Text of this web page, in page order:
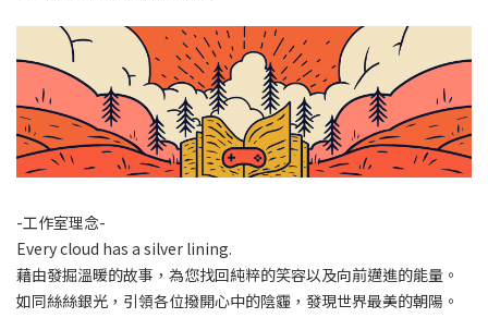
-工作室理念-
Every cloud has a silver lining.
藉由發掘溫暖的故事，為您找回純粹的笑容以及向前邁進的能量。
如同絲絲銀光，引領各位撥開心中的陰霾，發現世界最美的朝陽。